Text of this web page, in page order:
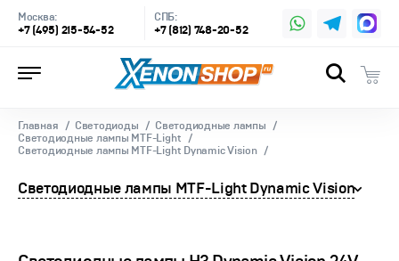
Москва:
+7 (495) 215-54-52
СПБ:
+7 (812) 748-20-52
Главная Светодиоды
Светодиодные лампы
Светодиодные лампы MTF-Light
Светодиодные лампы MTF-Light Dynamic Vision
Светодиодные лампы MTF-Light Dynamic Vision